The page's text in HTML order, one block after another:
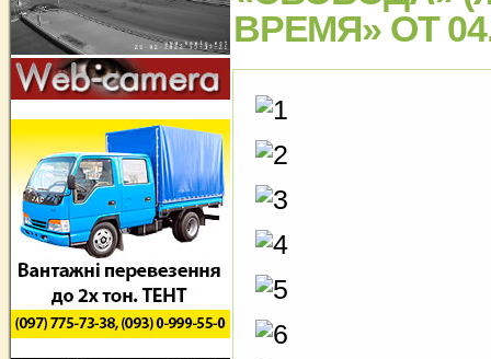
ВРЕМЯ» ОТ